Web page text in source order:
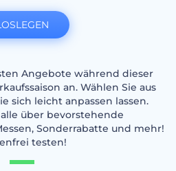
Angebote während dieser
an. Wählen Sie aus
sich leicht anpassen lassen.
über bevorstehende
Sonderrabatte und mehr!
testen!